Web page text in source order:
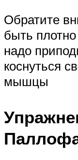
Обратите
быть
надо
коснуться
мышцы